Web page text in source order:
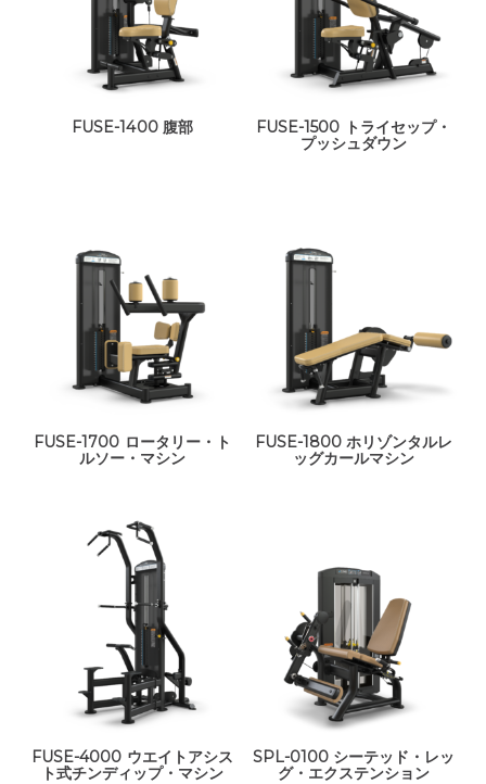
FUSE-1400 腹部
FUSE-1500 トライセップ・
プッシュダウン
FUSE-1700 ロータリー・ト
ルソー・マシン
FUSE-1800 ホリゾンタルレ
ッグカールマシン
FUSE-4000 ウエイトアシス
ト式チンディップ・マシン
SPL-0100 シーテッド・レッ
グ・エクステンション